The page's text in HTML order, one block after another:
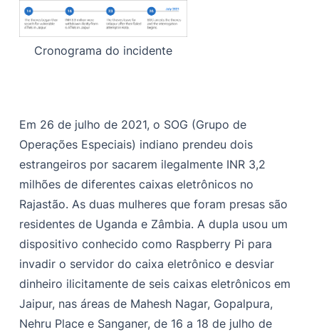
Cronograma do incidente
Em 26 de julho de 2021, o SOG (Grupo de
Operações Especiais) indiano prendeu dois
estrangeiros por sacarem ilegalmente INR 3,2
milhões de diferentes caixas eletrônicos no
Rajastão. As duas mulheres que foram presas são
residentes de Uganda e Zâmbia. A dupla usou um
dispositivo conhecido como Raspberry Pi para
invadir o servidor do caixa eletrônico e desviar
dinheiro ilicitamente de seis caixas eletrônicos em
Jaipur, nas áreas de Mahesh Nagar, Gopalpura,
Nehru Place e Sanganer, de 16 a 18 de julho de